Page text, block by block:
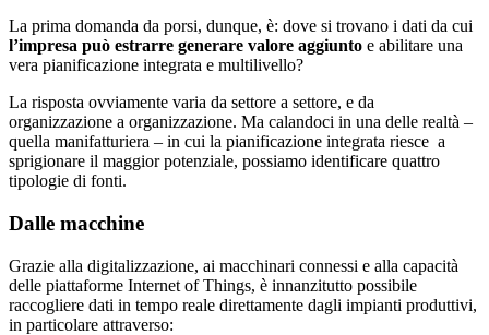
La prima domanda da porsi, dunque, è: dove si trovano i dati da cui
l’impresa può estrarre generare valore aggiunto e abilitare una
vera pianificazione integrata e multilivello?
La risposta ovviamente varia da settore a settore, e da
organizzazione a organizzazione. Ma calandoci in una delle realtà –
quella manifatturiera – in cui la pianificazione integrata riesce a
sprigionare il maggior potenziale, possiamo identificare quattro
tipologie di fonti.
Dalle macchine
Grazie alla digitalizzazione, ai macchinari connessi e alla capacità
delle piattaforme Internet of Things, è innanzitutto possibile
raccogliere dati in tempo reale direttamente dagli impianti produttivi,
in particolare attraverso: